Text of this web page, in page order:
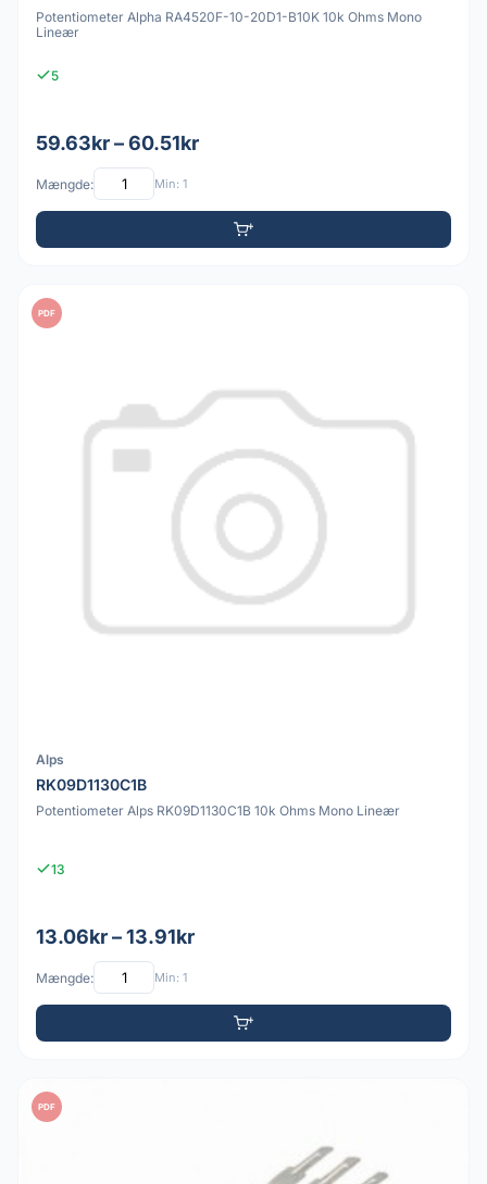
Potentiometer Alpha RA4520F-10-20D1-B10K 10k Ohms Mono
Lineær
5
59.63kr – 60.51kr
Mængde: Min: 1
PDF
Alps
RK09D1130C1B
Potentiometer Alps RK09D1130C1B 10k Ohms Mono Lineær
13
13.06kr – 13.91kr
Mængde: Min: 1
PDF